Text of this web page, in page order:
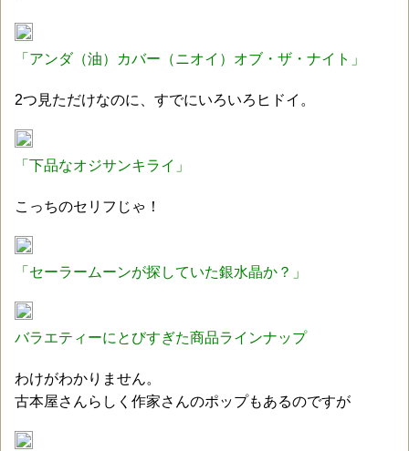
「アンダ（油）カバー（ニオイ）オブ・ザ・ナイト」
2つ見ただけなのに、すでにいろいろヒドイ。
「下品なオジサンキライ」
こっちのセリフじゃ！
「セーラームーンが探していた銀水晶か？」
バラエティーにとびすぎた商品ラインナップ
わけがわかりません。
古本屋さんらしく作家さんのポップもあるのですが